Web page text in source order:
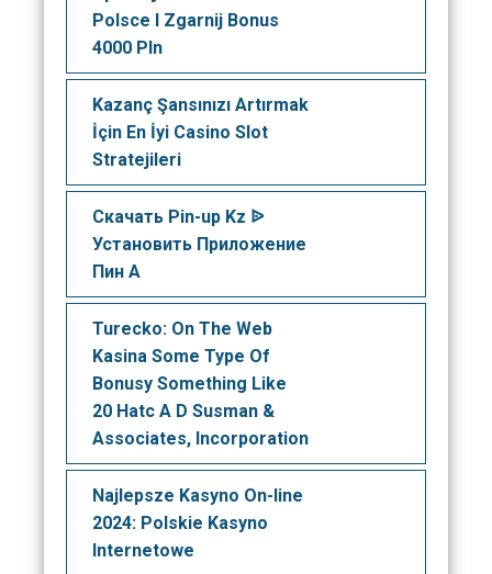
Polsce I Zgarnij Bonus
4000 Pln
Kazanç Şansınızı Artırmak
İçin En İyi Casino Slot
Stratejileri
Скачать Pin-up Kz ᐉ
Установить Приложение
Пин А
Turecko: On The Web
Kasina Some Type Of
Bonusy Something Like
20 Hatc A D Susman &
Associates, Incorporation
Najlepsze Kasyno On-line
2024: Polskie Kasyno
Internetowe